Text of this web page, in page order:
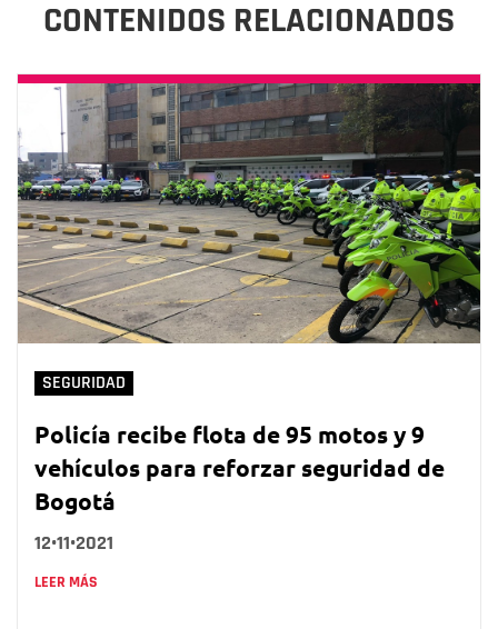
CONTENIDOS RELACIONADOS
SEGURIDAD
Policía recibe flota de 95 motos y 9
vehículos para reforzar seguridad de
Bogotá
12•11•2021
LEER MÁS